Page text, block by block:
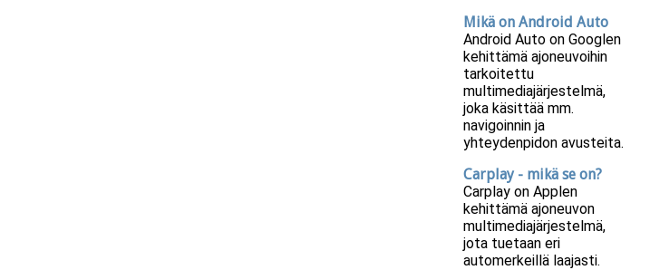
Mikä on Android Auto
Android Auto on Googlen
kehittämä ajoneuvoihin
tarkoitettu
multimediajärjestelmä,
joka käsittää mm.
navigoinnin ja
yhteydenpidon avusteita.
Carplay - mikä se on?
Carplay on Applen
kehittämä ajoneuvon
multimediajärjestelmä,
jota tuetaan eri
automerkeillä laajasti.